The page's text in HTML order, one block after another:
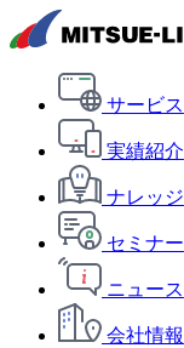
サービス
実績紹介
ナレッジ
セミナー
ニュース
会社情報